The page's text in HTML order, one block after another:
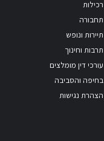
רכילות
תחבורה
תיירות ונופש
תרבות וחינוך
עורכי דין מומלצים
בחיפה והסביבה
הצהרת נגישות